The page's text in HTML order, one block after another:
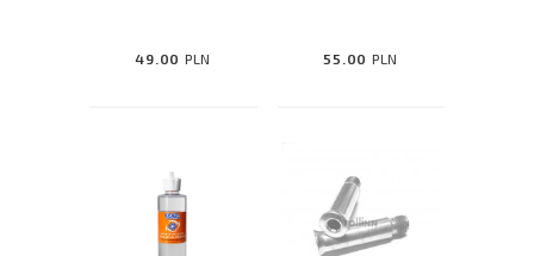
49.00 PLN 55.00 PLN